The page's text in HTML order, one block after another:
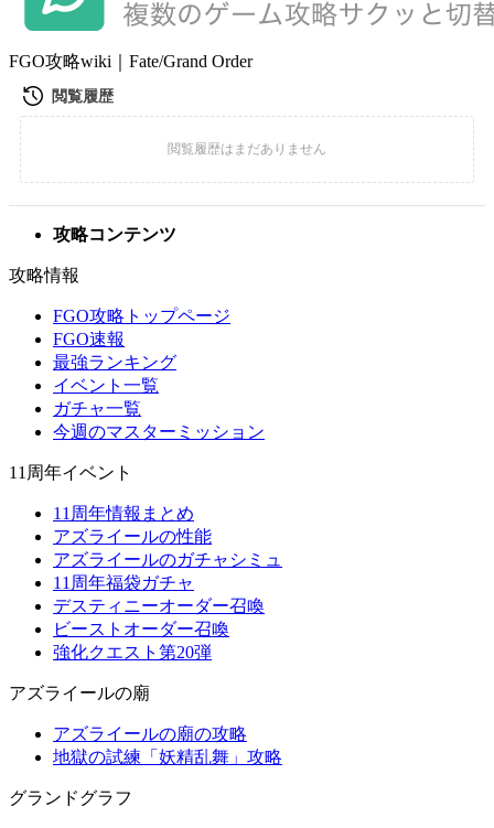
FGO攻略wiki｜Fate/Grand Order
攻略コンテンツ
攻略情報
FGO攻略トップページ
FGO速報
最強ランキング
イベント一覧
ガチャ一覧
今週のマスターミッション
11周年イベント
11周年情報まとめ
アズライールの性能
アズライールのガチャシミュ
11周年福袋ガチャ
デスティニーオーダー召喚
ビーストオーダー召喚
強化クエスト第20弾
アズライールの廟
アズライールの廟の攻略
地獄の試練「妖精乱舞」攻略
グランドグラフ